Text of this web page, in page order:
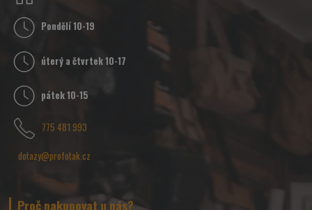
Pondělí 10-19
úterý a čtvrtek 10-17
pátek 10-15
775 481 993
dotazy@profotak.cz
Proč nakupovat u nás?